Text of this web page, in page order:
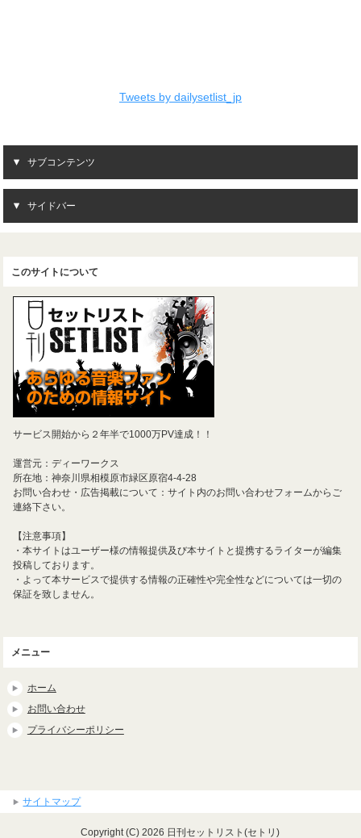
Tweets by dailysetlist_jp
サブコンテンツ
サイドバー
このサイトについて
サービス開始から２年半で1000万PV達成！！
運営元：ディーワークス
所在地：神奈川県相模原市緑区原宿4-4-28
お問い合わせ・広告掲載について：サイト内のお問い合わせフォームからご
連絡下さい。
【注意事項】
・本サイトはユーザー様の情報提供及び本サイトと提携するライターが編集
投稿しております。
・よって本サービスで提供する情報の正確性や完全性などについては一切の
保証を致しません。
メニュー
ホーム
お問い合わせ
プライバシーポリシー
サイトマップ
Copyright (C) 2026 日刊セットリスト(セトリ)